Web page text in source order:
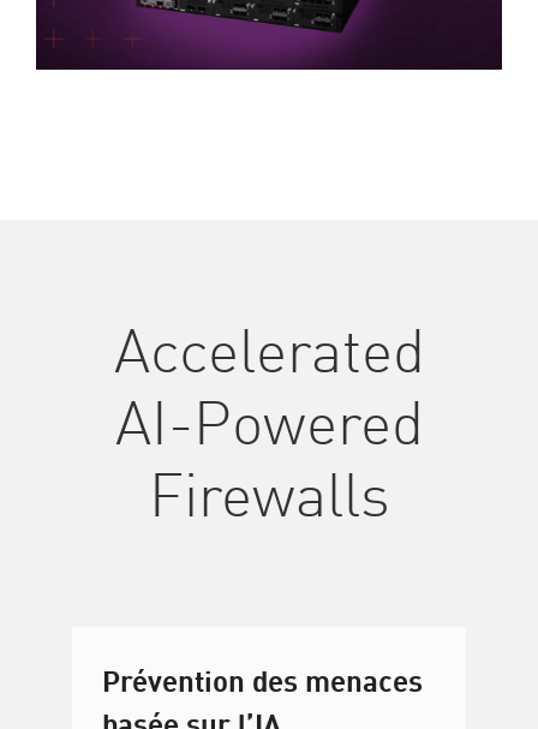
Accelerated
AI-Powered
Firewalls
Prévention des menaces